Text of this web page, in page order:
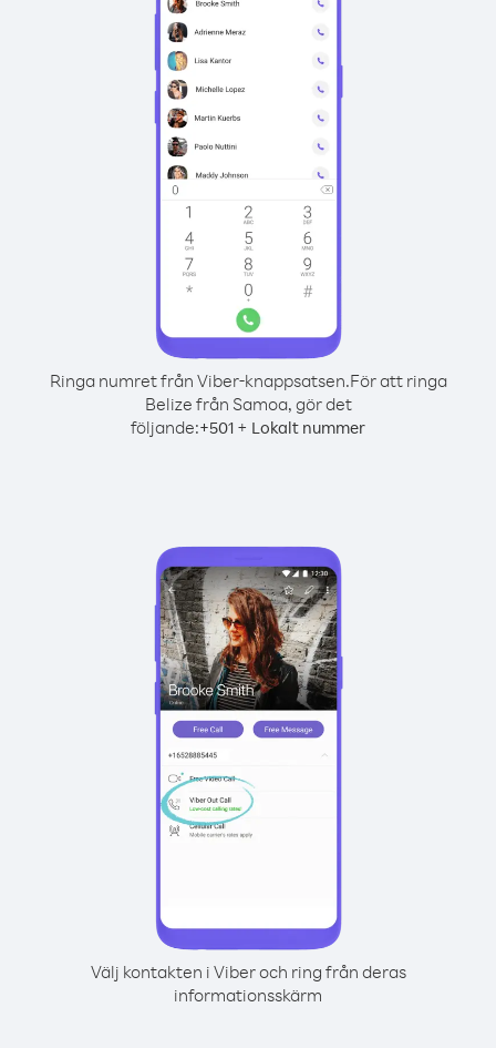
Ringa numret från Viber-knappsatsen.För att ringa
Belize från Samoa, gör det
följande:+501 + Lokalt nummer
Välj kontakten i Viber och ring från deras
informationsskärm